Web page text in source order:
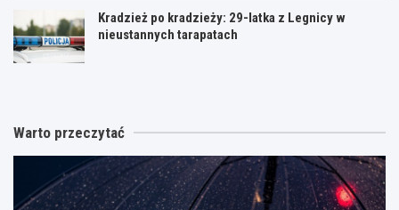
Kradzież po kradzieży: 29-latka z Legnicy w
nieustannych tarapatach
Warto przeczytać